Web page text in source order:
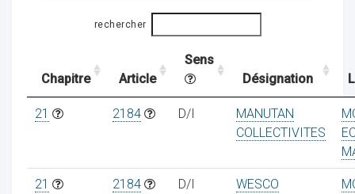
rechercher
Chapitre Article
Sens
Désignation
21 2184 D/I
MANUTAN
COLLECTIVITES
21 2184 D/I WESCO